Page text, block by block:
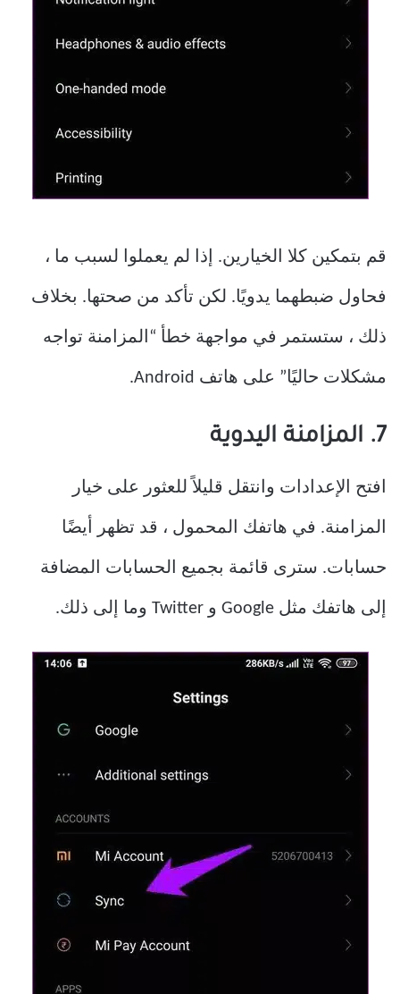
قم بتمكين كلا الخيارين. إذا لم يعملوا لسبب ما ،
فحاول ضبطهما يدويًا. لكن تأكد من صحتها. بخلاف
ذلك ، ستستمر في مواجهة خطأ “المزامنة تواجه
مشكلات حاليًا” على هاتف Android.
7. المزامنة اليدوية
افتح الإعدادات وانتقل قليلاً للعثور على خيار
المزامنة. في هاتفك المحمول ، قد تظهر أيضًا
حسابات. سترى قائمة بجميع الحسابات المضافة
إلى هاتفك مثل Google و Twitter وما إلى ذلك.